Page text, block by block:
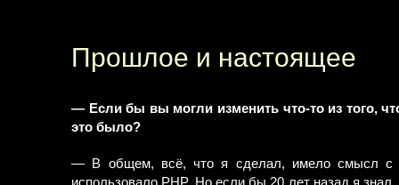
Прошлое и настоящее
— Если бы вы могли изменить что-то из того,
это было?
— В общем, всё, что я сделал, имело смысл с